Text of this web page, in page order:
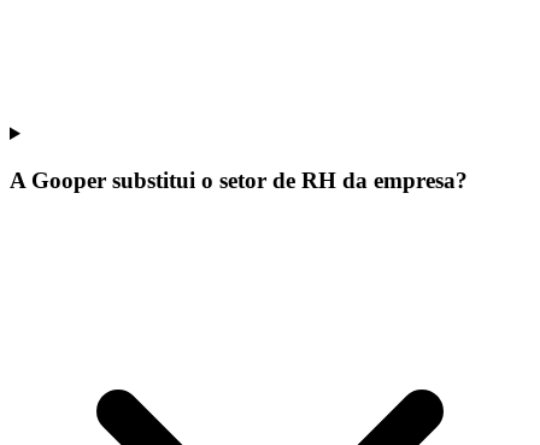
A Gooper substitui o setor de RH da empresa?